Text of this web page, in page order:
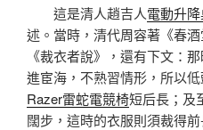
這是清人趙吉人電動升
述。當時，清代周容著《春酒
《裁衣者說》，還有下文：
進宦海，不熟習情形，所以
Razer雷蛇電競椅短后長；及
闊步，這時的衣服則須裁得